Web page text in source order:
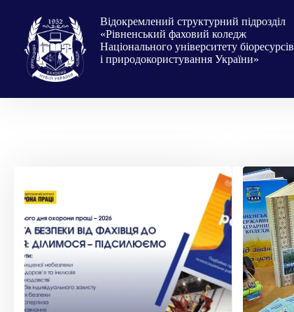
вмісту
Відокремлений структурний підрозділ
«Рівненський фаховий коледж
Національного університету біоресурсів
і природокористування України»